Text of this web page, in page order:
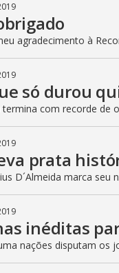
agradecimento à
só durou
termina com recorde de
prata
D´Almeida marca
inéditas
nações disputam os